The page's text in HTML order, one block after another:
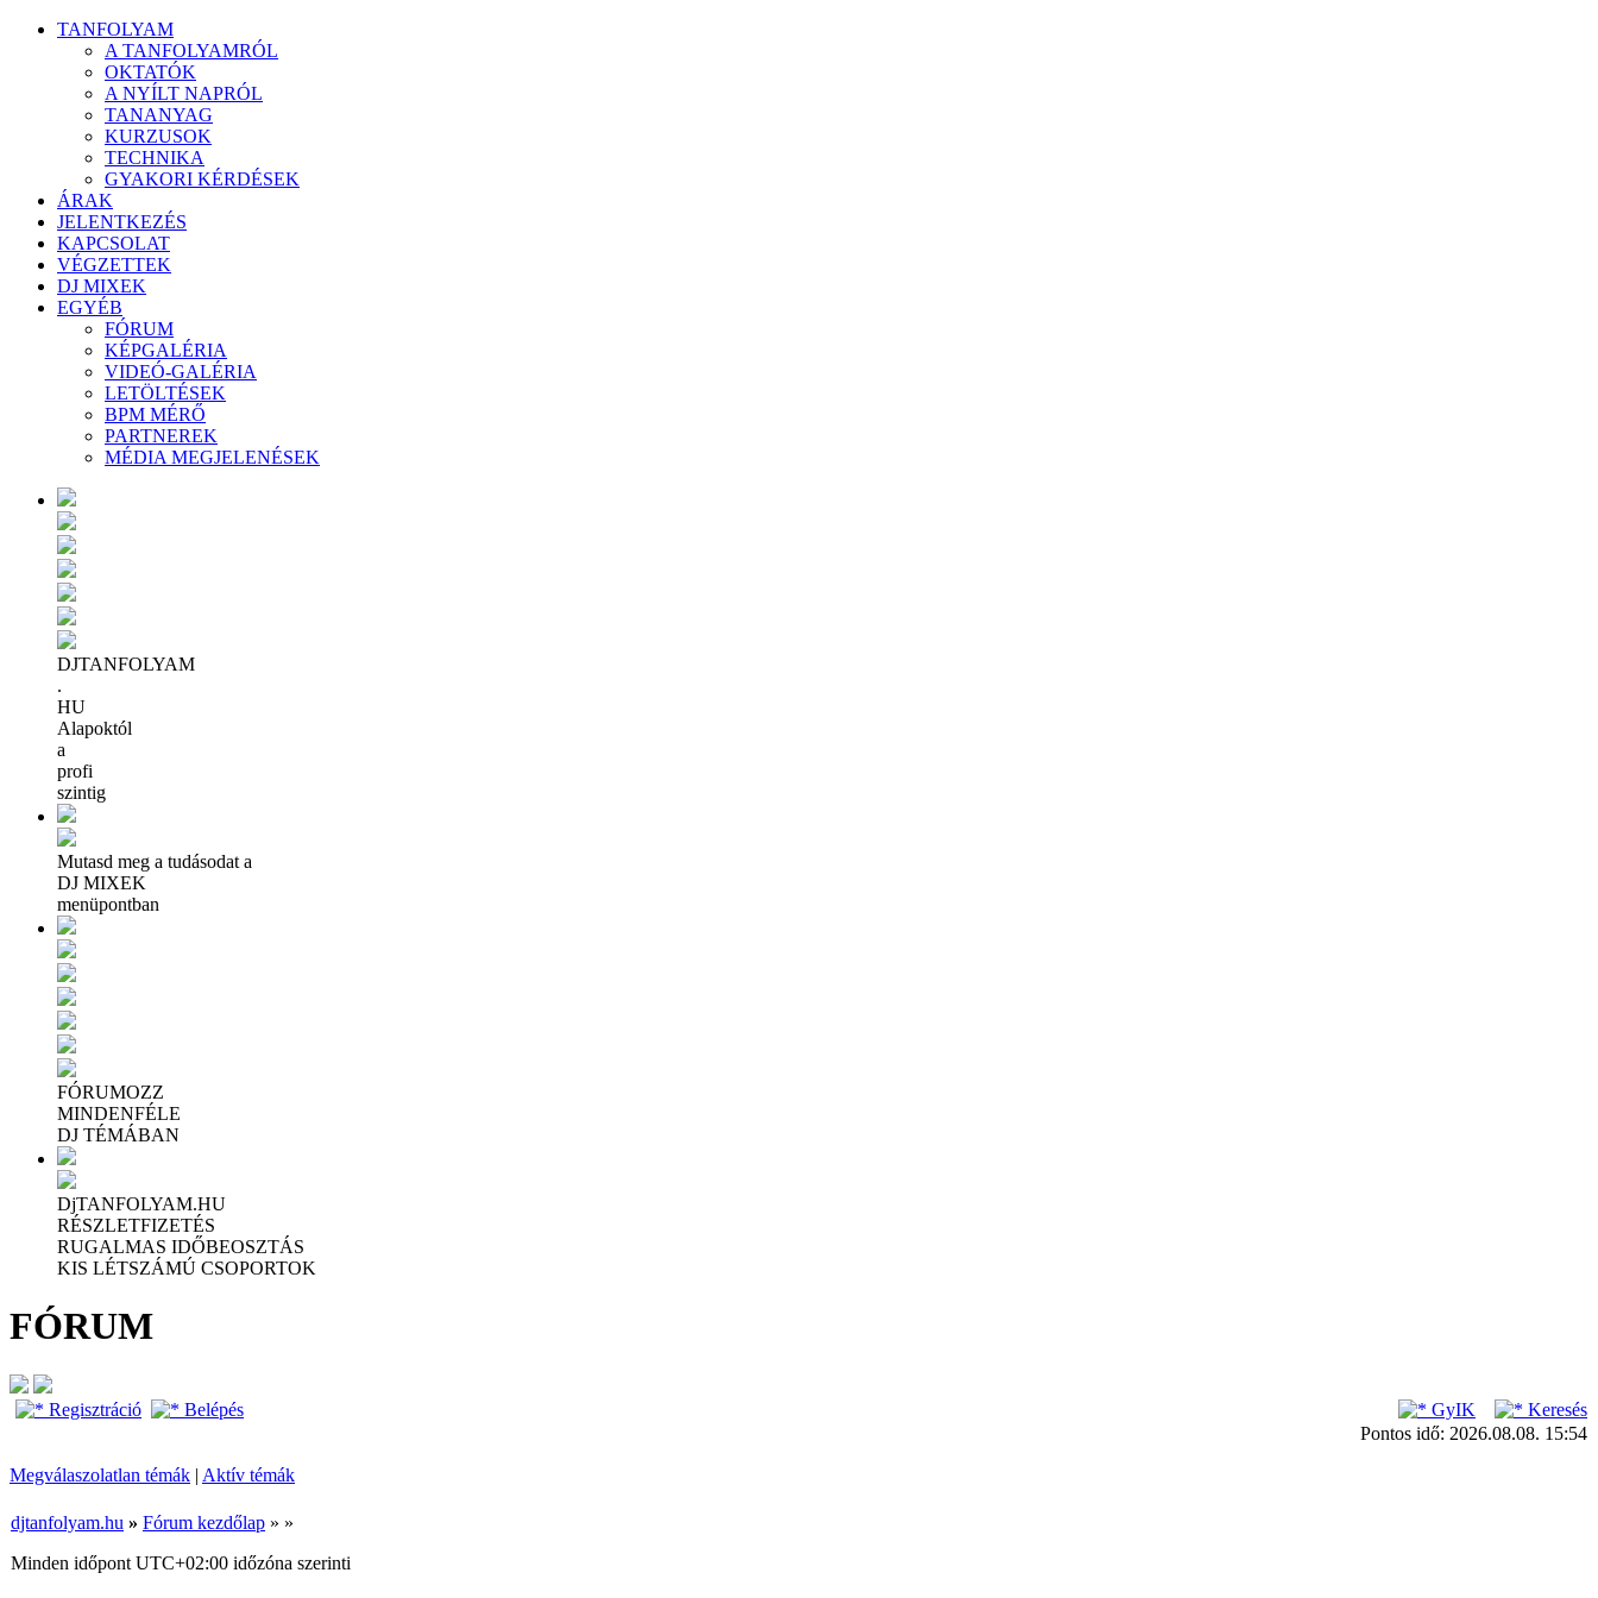
TANFOLYAM
A TANFOLYAMRÓL
OKTATÓK
A NYÍLT NAPRÓL
TANANYAG
KURZUSOK
TECHNIKA
GYAKORI KÉRDÉSEK
ÁRAK
JELENTKEZÉS
KAPCSOLAT
VÉGZETTEK
DJ MIXEK
EGYÉB
FÓRUM
KÉPGALÉRIA
VIDEÓ-GALÉRIA
LETÖLTÉSEK
BPM MÉRŐ
PARTNEREK
MÉDIA MEGJELENÉSEK
DJTANFOLYAM
.
HU
Alapoktól
a
profi
szintig
Mutasd meg a tudásodat a
DJ MIXEK
menüpontban
FÓRUMOZZ
MINDENFÉLE
DJ TÉMÁBAN
DjTANFOLYAM.HU
RÉSZLETFIZETÉS
RUGALMAS IDŐBEOSZTÁS
KIS LÉTSZÁMÚ CSOPORTOK
FÓRUM
Regisztráció Belépés GyIK
Keresés
Pontos idő: 2026.08.08. 15:54
Megválaszolatlan témák | Aktív témák
djtanfolyam.hu » Fórum kezdőlap » »
Minden időpont UTC+02:00 időzóna szerinti